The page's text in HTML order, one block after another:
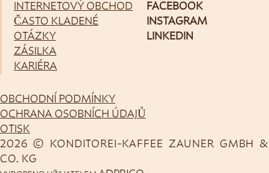
INTERNETOVÝ OBCHOD
ČASTO KLADENÉ
OTÁZKY
ZÁSILKA
KARIÉRA
FACEBOOK
INSTAGRAM
LINKEDIN
2026 © KONDITOREI-KAFFEE ZAUNER GMBH &
CO. KG
OBCHODNÍ PODMÍNKY
OCHRANA OSOBNÍCH ÚDAJŮ
OTISK